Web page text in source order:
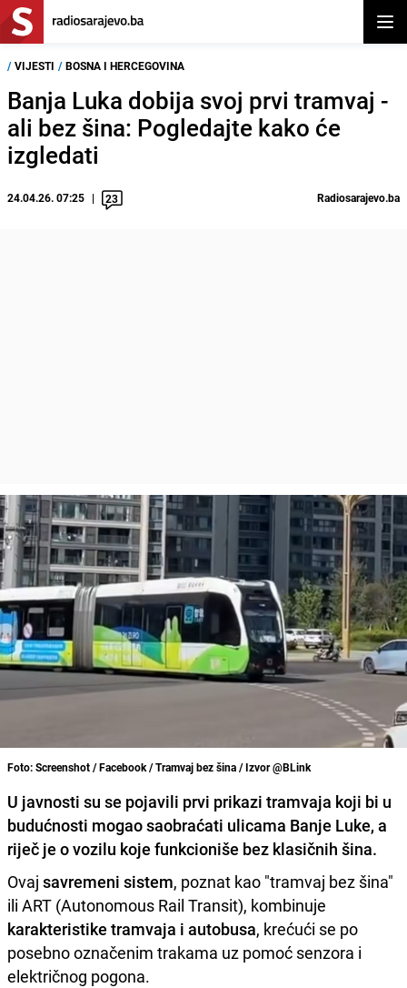
/ VIJESTI / BOSNA I HERCEGOVINA
Banja Luka dobija svoj prvi tramvaj -
ali bez šina: Pogledajte kako će
izgledati
24.04.26. 07:25 23 Radiosarajevo.ba
Foto: Screenshot / Facebook / Tramvaj bez šina / Izvor @BLink
​U javnosti su se pojavili prvi prikazi tramvaja koji bi u
budućnosti mogao saobraćati ulicama Banje Luke, a
riječ je o vozilu koje funkcioniše bez klasičnih šina.
Ovaj savremeni sistem, poznat kao "tramvaj bez šina"
ili ART (Autonomous Rail Transit), kombinuje
karakteristike tramvaja i autobusa, krećući se po
posebno označenim trakama uz pomoć senzora i
električnog pogona.